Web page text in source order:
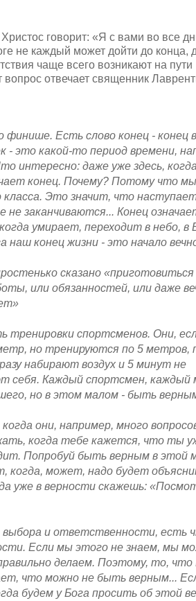
говорит: «Я с вами во все
не каждый может дойти до конца,
чаще всего возникают на пути
отвечает священник
финише. Есть слово конец - конец
- это какой-то период времени,
интересно: даже уже здесь,
конец. Почему? Потому что
Это значит, что
заканчиваются... Конец
умирает, переходит в небо, в
наш конец жизни - это начало
сказано «приготовиться
или обязанностей, или даже
тренировки спортсменов. Они,
но тренируются по 5 метров,
набирают воздух и 5 минут не
себя. Каждый спортсмен, каждый
но в этом малом - быть
они, например, много
когда тебе кажется, что ты
Попробуй быть верным в этой
когда, может, надо будет
уже в верности скажешь:
и ответственности, есть
Если мы этого не знаем, мы
делаем. Поэтому, то, что
что можно не быть верным...
будем у Бога просить об этой